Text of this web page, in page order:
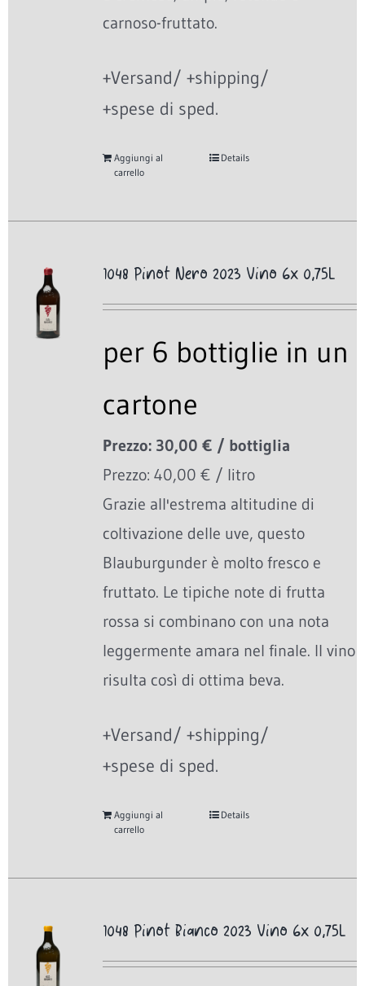
carnoso-fruttato.
+Versand/ +shipping/
+spese di sped.
Aggiungi al
carrello
Details
1048 Pinot Nero 2023 Vino 6x 0,75L
per 6 bottiglie in un
cartone
Prezzo: 30,00 € / bottiglia
Prezzo: 40,00 € / litro
Grazie all'estrema altitudine di
coltivazione delle uve, questo
Blauburgunder è molto fresco e
fruttato. Le tipiche note di frutta
rossa si combinano con una nota
leggermente amara nel finale. Il vino
risulta così di ottima beva.
+Versand/ +shipping/
+spese di sped.
Aggiungi al
carrello
Details
1048 Pinot Bianco 2023 Vino 6x 0,75L